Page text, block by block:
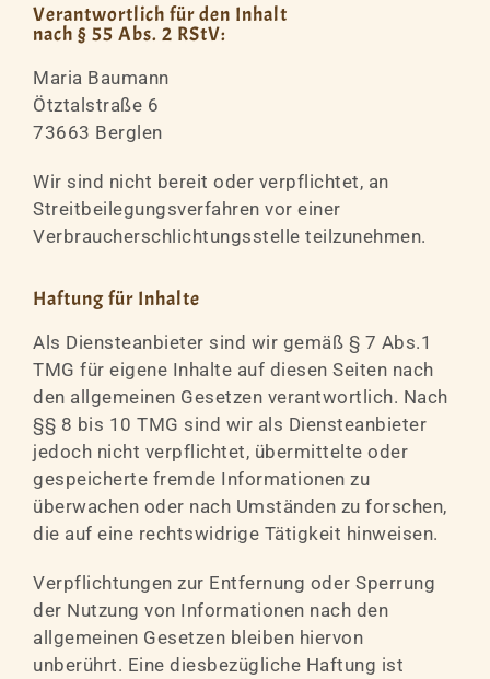
Verantwortlich für den Inhalt
nach § 55 Abs. 2 RStV:
Maria Baumann
Ötztalstraße 6
73663 Berglen
Wir sind nicht bereit oder verpflichtet, an
Streitbeilegungsverfahren vor einer
Verbraucherschlichtungsstelle teilzunehmen.
Haftung für Inhalte
Als Diensteanbieter sind wir gemäß § 7 Abs.1
TMG für eigene Inhalte auf diesen Seiten nach
den allgemeinen Gesetzen verantwortlich. Nach
§§ 8 bis 10 TMG sind wir als Diensteanbieter
jedoch nicht verpflichtet, übermittelte oder
gespeicherte fremde Informationen zu
überwachen oder nach Umständen zu forschen,
die auf eine rechtswidrige Tätigkeit hinweisen.
Verpflichtungen zur Entfernung oder Sperrung
der Nutzung von Informationen nach den
allgemeinen Gesetzen bleiben hiervon
unberührt. Eine diesbezügliche Haftung ist